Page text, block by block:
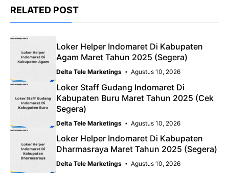
RELATED POST
Loker Helper Indomaret Di Kabupaten
Agam Maret Tahun 2025 (Segera)
Delta Tele Marketings Agustus 10, 2026
Loker Staff Gudang Indomaret Di
Kabupaten Buru Maret Tahun 2025 (Cek
Segera)
Delta Tele Marketings Agustus 10, 2026
Loker Helper Indomaret Di Kabupaten
Dharmasraya Maret Tahun 2025 (Segera)
Delta Tele Marketings Agustus 10, 2026